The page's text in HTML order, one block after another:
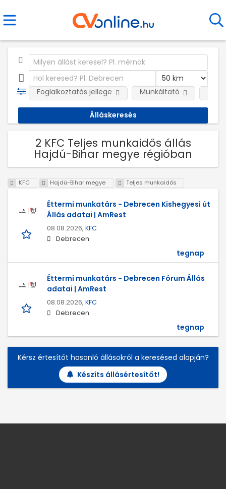
Foglalkoztatás jellege Munkáltató
2 KFC Teljes munkaidős állás
Hajdú-Bihar megye régióban
KFC Hajdú-Bihar megye Teljes munkaidős
Éttermi munkatárs - Debrecen Kishegyesi út
Állás adatai | AmRest
08.08.2026, KFC
Debrecen
tegnap
Éttermi munkatárs - Debrecen Fórum Állás
adatai | AmRest
08.08.2026, KFC
Debrecen
tegnap
Kérsz értesítőt hasonló állásokról a keresésed alapján?
Készíts állásértesítőt!